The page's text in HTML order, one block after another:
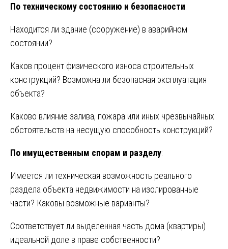
По техническому состоянию и безопасности:
Находится ли здание (сооружение) в аварийном
состоянии?
Каков процент физического износа строительных
конструкций? Возможна ли безопасная эксплуатация
объекта?
Каково влияние залива, пожара или иных чрезвычайных
обстоятельств на несущую способность конструкций?
По имущественным спорам и разделу:
Имеется ли техническая возможность реального
раздела объекта недвижимости на изолированные
части? Каковы возможные варианты?
Соответствует ли выделенная часть дома (квартиры)
идеальной доле в праве собственности?